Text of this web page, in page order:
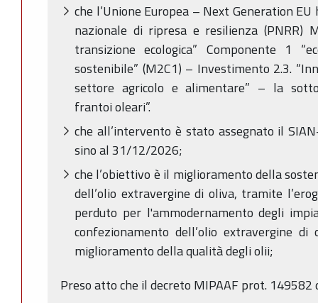
che l’Unione Europea – Next Generation
nazionale di ripresa e resilienza (PNRR)
transizione ecologica” Componente 1
sostenibile” (M2C1) – Investimento 2.3.
settore agricolo e alimentare” – la
frantoi oleari”.
che all’intervento è stato assegnato il
sino al 31/12/2026;
che l’obiettivo è il miglioramento della
dell’olio extravergine di oliva, tramite
perduto per l'ammodernamento degli
confezionamento dell’olio extravergine
miglioramento della qualità degli olii;
Preso atto che il decreto MIPAAF prot. 149582